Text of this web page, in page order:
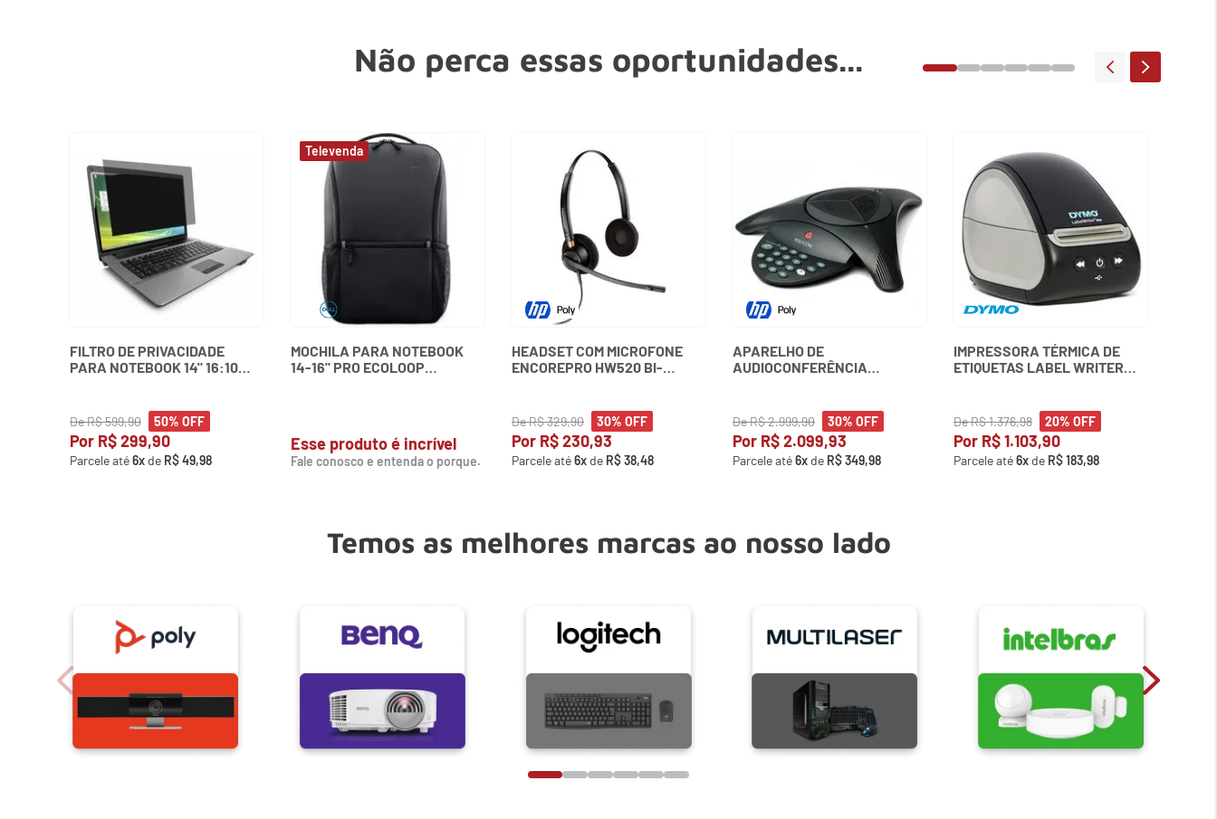
Não perca essas oportunidades...
FILTRO DE PRIVACIDADE
PARA NOTEBOOK 14" 16:10
DeR$599,90 50% OFF
Por R$299,90
Parcele até6x de R$49,98
MOCHILA PARA NOTEBOOK
14-16" PRO ECOLOOP
Esse produto é incrível
Fale conosco e entenda o porque.
HEADSET COM MICROFONE
ENCOREPRO HW520 BI-
DeR$329,90 30% OFF
Por R$230,93
Parcele até6x de R$38,48
APARELHO DE
AUDIOCONFERÊNCIA
DeR$2.999,90 30% OFF
Por R$2.099,93
Parcele até6x de R$349,98
IMPRESSORA TÉRMICA DE
ETIQUETAS LABEL WRITER
DeR$1.376,98 20% OFF
Por R$1.103,90
Parcele até6x de R$183,98
Temos as melhores marcas ao nosso lado